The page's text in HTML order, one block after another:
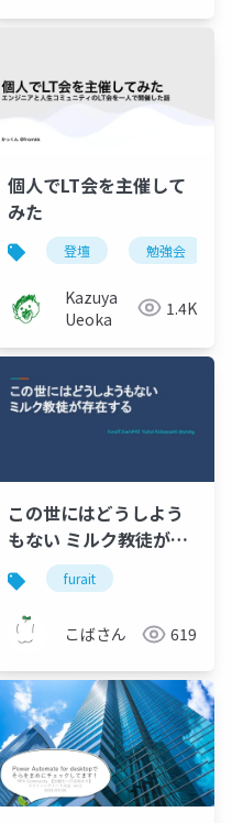
個人でLT会を主催して
みた
登壇 勉強会
Kazuya
Ueoka
1.4K
ハジメの一歩会
この世にはどうしよう
もない ミルク教徒が存
在するfurait
こばさん 619